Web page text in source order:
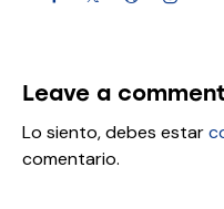
Leave a
Lo siento, debes estar
comentario.